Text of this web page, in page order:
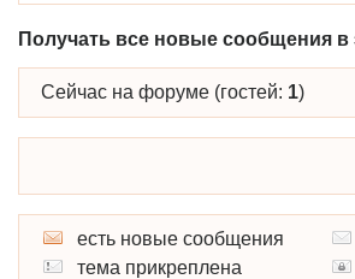
Получать все новые сообщения
Сейчас на форуме (гостей: 1)
есть новые сообщения
тема прикреплена